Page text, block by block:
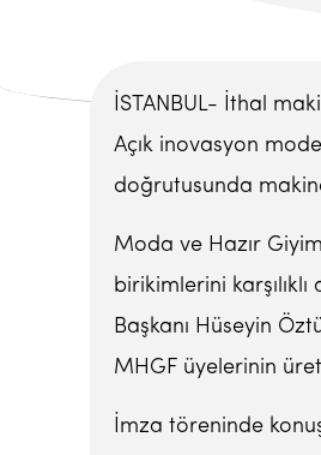
İSTANBUL- İthal
Açık inovasyon
doğrutusunda
Moda ve Hazır
birikimlerini
Başkanı Hüseyin
MHGF üyelerinin
İmza töreninde